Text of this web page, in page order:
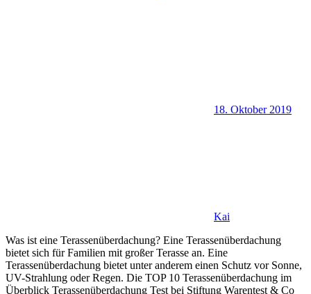
18. Oktober 2019
Kai
Was ist eine Terassenüberdachung? Eine Terassenüberdachung
bietet sich für Familien mit großer Terasse an. Eine
Terassenüberdachung bietet unter anderem einen Schutz vor Sonne,
UV-Strahlung oder Regen. Die TOP 10 Terassenüberdachung im
Überblick Terassenüberdachung Test bei Stiftung Warentest & Co